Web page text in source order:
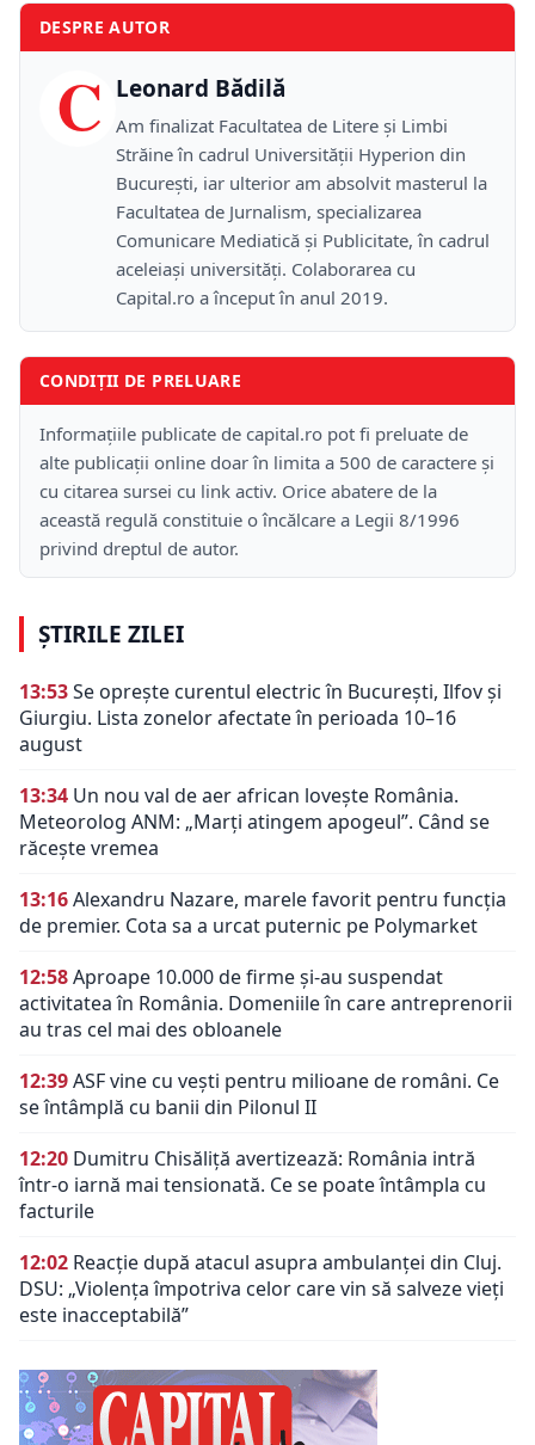
DESPRE AUTOR
C Leonard Bădilă
Am finalizat Facultatea de Litere și Limbi
Străine în cadrul Universității Hyperion din
București, iar ulterior am absolvit masterul la
Facultatea de Jurnalism, specializarea
Comunicare Mediatică și Publicitate, în cadrul
aceleiași universități. Colaborarea cu
Capital.ro a început în anul 2019.
CONDIȚII DE PRELUARE
Informațiile publicate de capital.ro pot fi preluate de
alte publicații online doar în limita a 500 de caractere și
cu citarea sursei cu link activ. Orice abatere de la
această regulă constituie o încălcare a Legii 8/1996
privind dreptul de autor.
ȘTIRILE ZILEI
13:53Se oprește curentul electric în București, Ilfov și
Giurgiu. Lista zonelor afectate în perioada 10–16
august
13:34 Un nou val de aer african lovește România.
Meteorolog ANM: „Marți atingem apogeul”. Când se
răcește vremea
13:16Alexandru Nazare, marele favorit pentru funcția
de premier. Cota sa a urcat puternic pe Polymarket
12:58Aproape 10.000 de firme și-au suspendat
activitatea în România. Domeniile în care antreprenorii
au tras cel mai des obloanele
12:39ASF vine cu vești pentru milioane de români. Ce
se întâmplă cu banii din Pilonul II
12:20 Dumitru Chisăliță avertizează: România intră
într-o iarnă mai tensionată. Ce se poate întâmpla cu
facturile
12:02 Reacție după atacul asupra ambulanței din Cluj.
DSU: „Violența împotriva celor care vin să salveze vieți
este inacceptabilă”